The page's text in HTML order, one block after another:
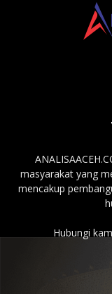
masyarakat yang
mencakup
Hubungi